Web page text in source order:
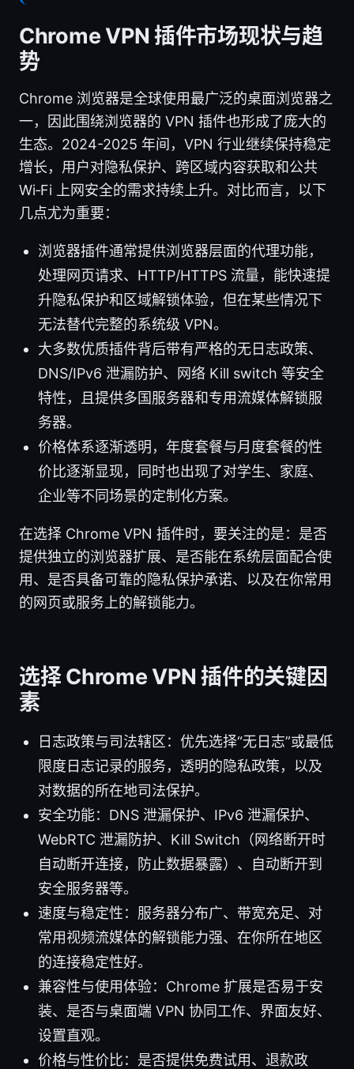
Chrome VPN 插件市场现状与趋
势
Chrome 浏览器是全球使用最广泛的桌面浏览器之
一，因此围绕浏览器的 VPN 插件也形成了庞大的
生态。2024-2025 年间，VPN 行业继续保持稳定
增长，用户对隐私保护、跨区域内容获取和公共
Wi‑Fi 上网安全的需求持续上升。对比而言，以下
几点尤为重要：
浏览器插件通常提供浏览器层面的代理功能，
处理网页请求、HTTP/HTTPS 流量，能快速提
升隐私保护和区域解锁体验，但在某些情况下
无法替代完整的系统级 VPN。
大多数优质插件背后带有严格的无日志政策、
DNS/IPv6 泄漏防护、网络 Kill switch 等安全
特性，且提供多国服务器和专用流媒体解锁服
务器。
价格体系逐渐透明，年度套餐与月度套餐的性
价比逐渐显现，同时也出现了对学生、家庭、
企业等不同场景的定制化方案。
在选择 Chrome VPN 插件时，要关注的是：是否
提供独立的浏览器扩展、是否能在系统层面配合使
用、是否具备可靠的隐私保护承诺、以及在你常用
的网页或服务上的解锁能力。
选择 Chrome VPN 插件的关键因
素
日志政策与司法辖区：优先选择“无日志”或最低
限度日志记录的服务，透明的隐私政策，以及
对数据的所在地司法保护。
安全功能：DNS 泄漏保护、IPv6 泄漏保护、
WebRTC 泄漏防护、Kill Switch（网络断开时
自动断开连接，防止数据暴露）、自动断开到
安全服务器等。
速度与稳定性：服务器分布广、带宽充足、对
常用视频流媒体的解锁能力强、在你所在地区
的连接稳定性好。
兼容性与使用体验：Chrome 扩展是否易于安
装、是否与桌面端 VPN 协同工作、界面友好、
设置直观。
价格与性价比：是否提供免费试用、退款政